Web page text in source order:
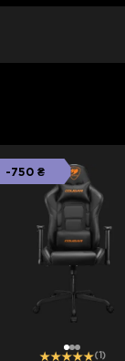
12 3
-750 ₴
(1)